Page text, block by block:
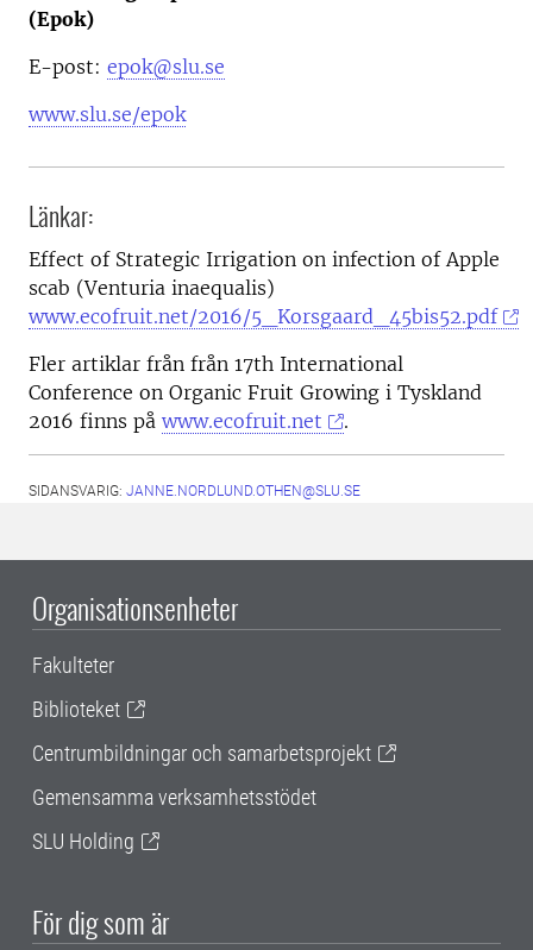
(Epok)
E-post: epok@slu.se
www.slu.se/epok
Länkar:
Effect of Strategic Irrigation on infection of Apple
scab (Venturia inaequalis)
www.ecofruit.net/2016/5_Korsgaard_45bis52.pdf
Fler artiklar från från 17th International
Conference on Organic Fruit Growing i Tyskland
2016 finns på www.ecofruit.net .
SIDANSVARIG: JANNE.NORDLUND.OTHEN@SLU.SE
Organisationsenheter
Fakulteter
Biblioteket
Centrumbildningar och samarbetsprojekt
Gemensamma verksamhetsstödet
SLU Holding
För dig som är